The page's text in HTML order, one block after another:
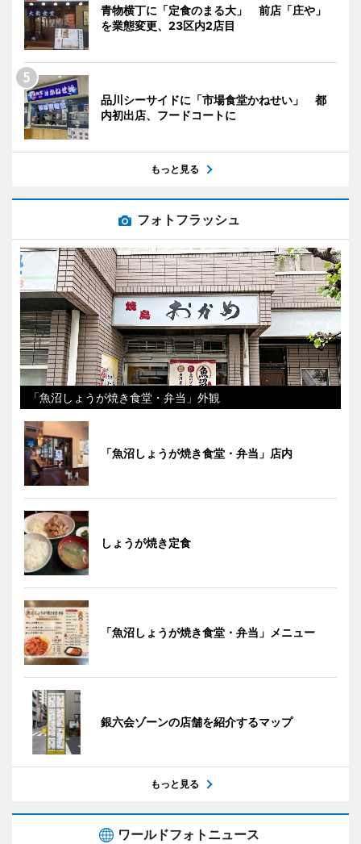
青物横丁に「定食のまる大」 前店「庄や」
を業態変更、23区内2店目
品川シーサイドに「市場食堂かねせい」 都
内初出店、フードコートに
もっと見る
フォトフラッシュ
「魚沼しょうが焼き食堂・弁当」外観
「魚沼しょうが焼き食堂・弁当」店内
しょうが焼き定食
「魚沼しょうが焼き食堂・弁当」メニュー
銀六会ゾーンの店舗を紹介するマップ
もっと見る
ワールドフォトニュース